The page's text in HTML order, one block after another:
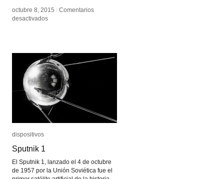
octubre 8, 2015 / Comentarios
desactivadosen
octubre 8, 2015 / Comentarios
desactivadosen
dispositivos
Sputnik 1
El Sputnik 1, lanzado el 4 de octubre
de 1957 por la Unión Soviética fue el
dispositivos
Sputnik 1